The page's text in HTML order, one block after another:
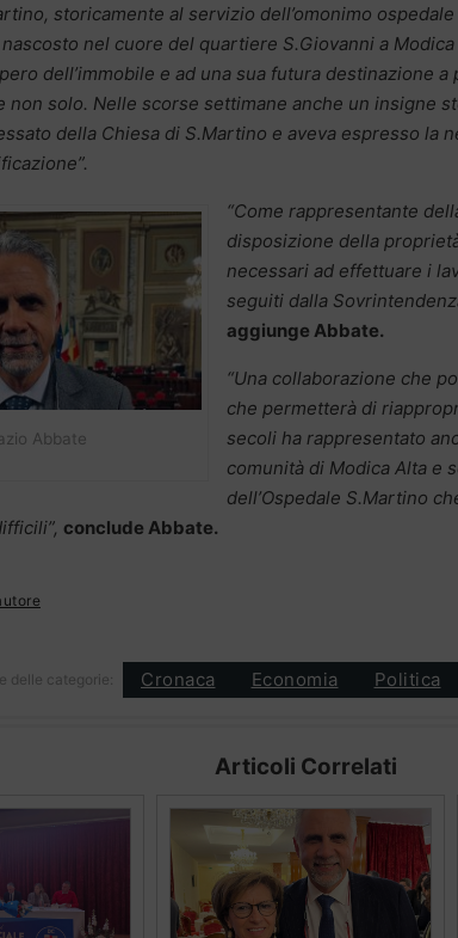
storicamente al servizio dell’omonimo ospedale
nel cuore del quartiere S.Giovanni a
dell’immobile e ad una sua futura destinazione
non solo. Nelle scorse settimane anche un insigne
della Chiesa di S.Martino e aveva espresso la
Abbate
“Come rappresentante
disposizione della
necessari ad effettuare i
seguiti dalla
aggiunge Abbate.
“Una collaborazione che
che permetterà di
secoli ha rappresentato
comunità di Modica Alta e
dell’Ospedale S.Martino
conclude Abbate.
delle categorie: Cronaca Economia Politica
Articoli Correlati